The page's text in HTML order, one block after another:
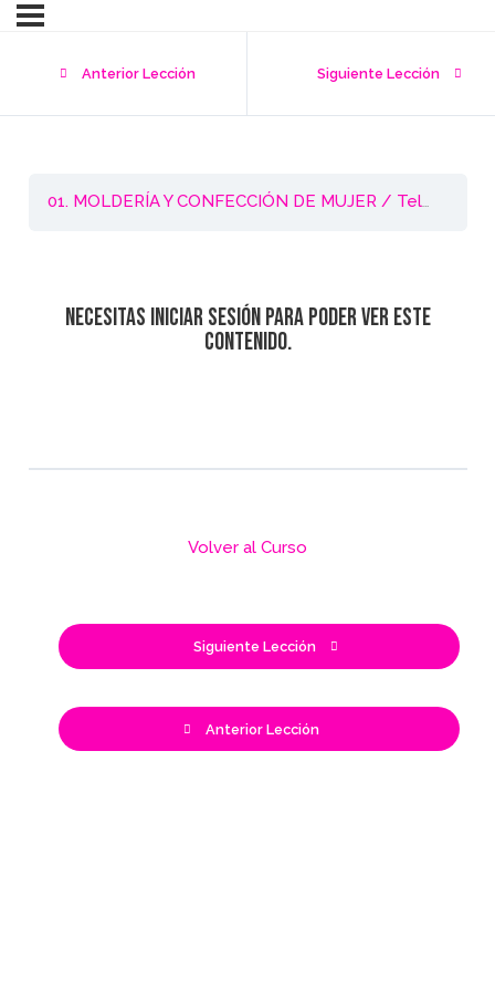
Anterior Lección Siguiente Lección
01. MOLDERÍA Y CONFECCIÓN DE MUJER / Telas Planas – Nivel 1
Necesitas iniciar sesión para poder ver este
contenido.
Anterior Lección
Volver al Curso
Siguiente Lección